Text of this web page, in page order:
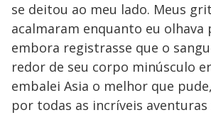
se deitou ao meu lado. Meus
acalmaram enquanto eu olhava
embora registrasse que o
redor de seu corpo minúsculo
embalei Asia o melhor que
por todas as incríveis aventuras